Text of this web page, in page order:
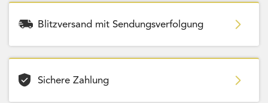
Blitzversand mit Sendungsverfolgung
Sichere Zahlung